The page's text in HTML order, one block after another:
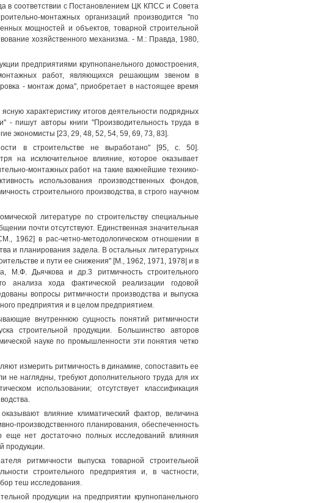
в соответствии с Постановлением ЦК КПСС и Совета
монтажных организаций производится "по
мощностей и объектов, товарной строительной
хозяйственного механизма. - М.: Правда, 1980,
предприятиями крупнопанельного домостроения,
работ, являющихся решающим звеном в
- монтаж дома", приобретает в настоящее время
характеристику итогов деятельности подрядных
- пишут авторы книги "Производительность труда в
экономисты [23, 29, 48, 52, 54, 59, 69, 73, 83].
в строительстве не выработано" [95, с. 50].
на исключительное влияние, которое оказывает
монтажных работ на такие важнейшие технико-
использования производственных фондов,
строительного производства, в строго научном
литературе по строительству специальные
почти отсутствуют. Единственная значительная
1962] в рас-четно-методологическом отношении в
и планирования задела. В остальных литературных
и пути ее снижения" [М., 1962, 1971, 1978| и в
М.Ф. Дьячкова и др.3 ритмичность строительного
анализа хода фактической реализации годовой
вопросы ритмичности производства и выпуска
предприятия и в целом предприятием.
внутреннюю сущность понятий ритмичности
строительной продукции. Большинство авторов
науке по промышленности эти понятия четко
измерить ритмичность в динамике, сопоставить ее
не наглядны, требуют дополнительного труда для их
использовании; отсутствует классификация
влияние климатический фактор, величина
производственного планирования, обеспеченность
еще нет достаточно полных исследований влияния
продукции.
ритмичности выпуска товарной строительной
строительного предприятия и, в частности,
теш исследования.
продукции на предприятии крупнопанельного